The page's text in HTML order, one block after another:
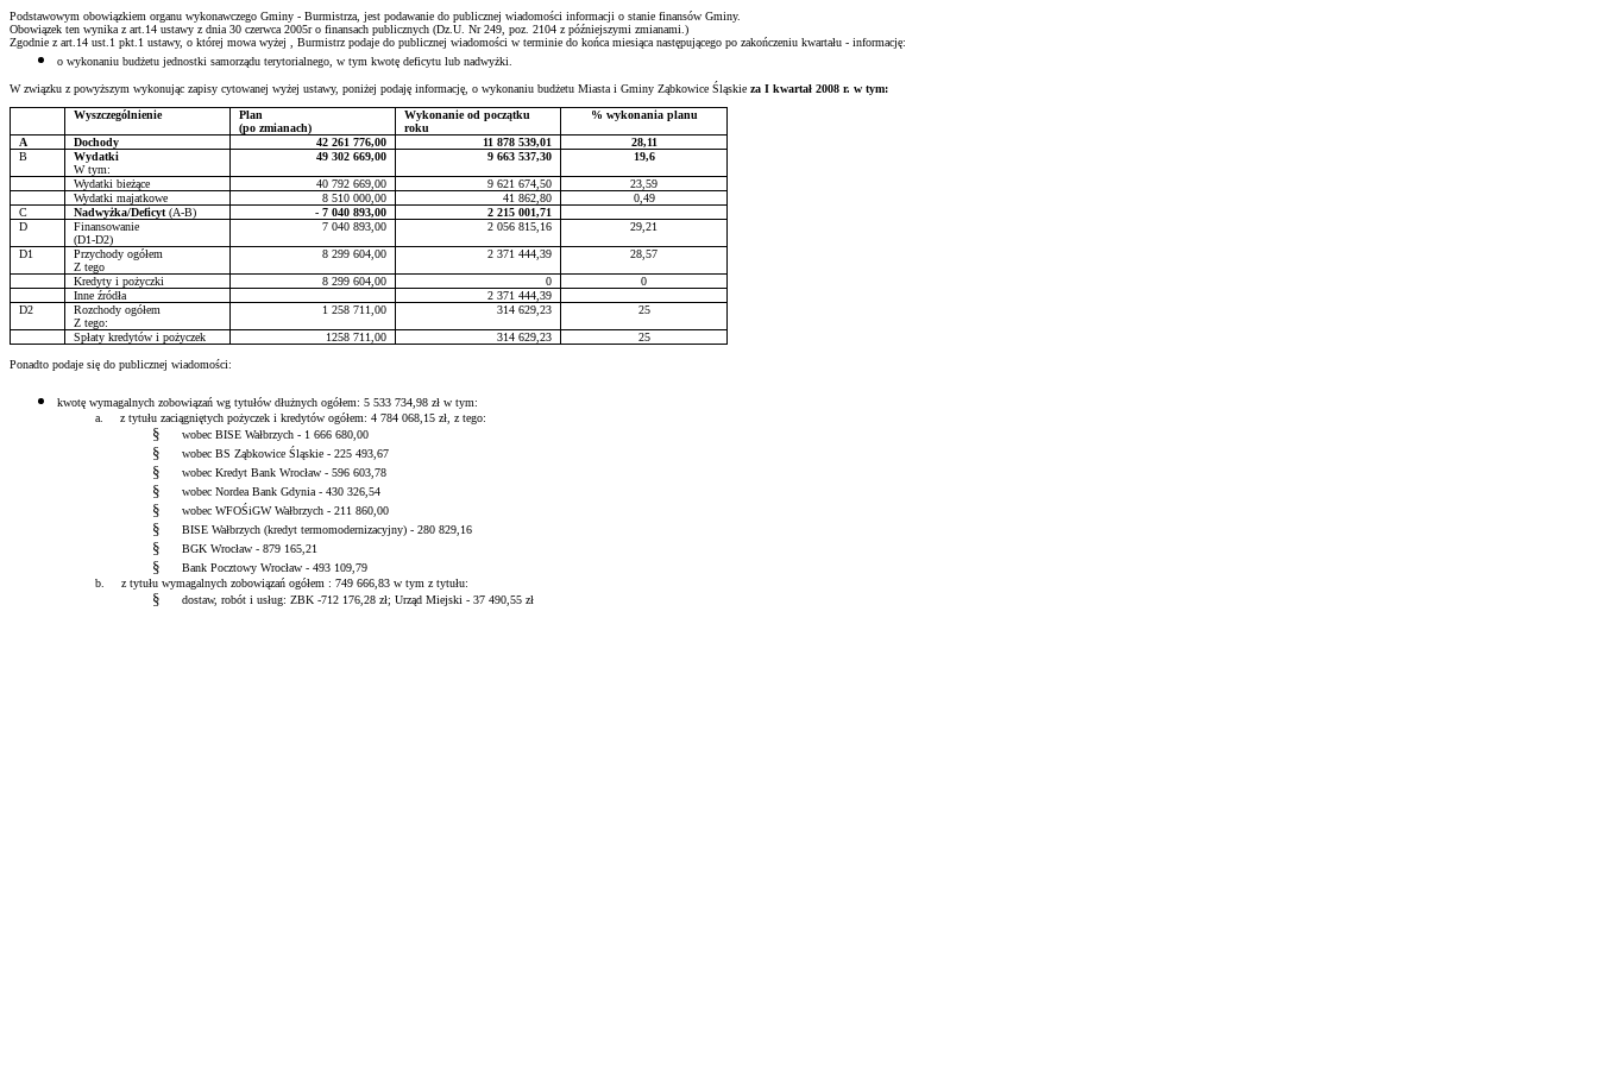
Podstawowym obowiązkiem organu wykonawczego Gminy - Burmistrza, jest podawanie do publicznej wiadomości informacji o stanie finansów Gminy.
Obowiązek ten wynika z art.14 ustawy z dnia 30 czerwca 2005r o finansach publicznych (Dz.U . Nr 249, poz. 2104 z późniejszymi zmianami.)
Zgodnie z art.14 ust.1 pkt.1 ustawy, o której mowa wyżej , Burmistrz podaje do publicznej wiadomości w terminie do końca miesiąca następującego po zakończeniu kwartału - informację:
o wykonaniu budżetu jednostki samorządu terytorialnego, w tym kwotę deficytu lub nadwyżki.
W związku z powyższym wykonując zapisy cytowanej wyżej ustawy, poniżej podaję informację, o wykonaniu budżetu Miasta i Gminy Ząbkowice Śląskie za I kwartał 2008 r. w tym:
Wyszczególnienie
Plan
(po zmianach)
Wykonanie od początku
roku
% wykonania planu
A Dochody 42 261 776,00 11 878 539,01
28,11
B
Wydatki
W tym:
49 302 669,00 9 663 537,30 19,6
Wydatki bieżące 40 792 669,00 9 621 674,50
23,59
Wydatkimajatkowe 8 510 000,00 41 862,80
0,49
C
Nadwyżka/Deficyt(A-B) - 7 040 893,00
2 215 001,71
D
Finansowanie
(D1-D2)
7 040 893,00 2 056 815,16 29,21
D1
Przychody ogółem
Z tego
8 299 604,00 2 371 444,39 28,57
Kredyty i pożyczki 8 299 604,00 0
0
Inne źródła
2 371 444,39
D2
Rozchody ogółem
Z tego:
1 258 711,00 314 629,23 25
Spłaty kredytów i pożyczek 1258 711,00 314 629,23 25
Ponadto podaje się do publicznej wiadomości:
kwotę wymagalnych zobowiązań wg tytułów dłużnych ogółem: 5 533 734,98 zł w tym:
a.
z tytułu zaciągniętych pożyczek i kredytów ogółem: 4 784 068,15 zł, z tego:
§ wobec BISE Wałbrzych - 1 666 680,00
§ wobec BS Ząbkowice Śląskie - 225 493,67
§ wobec Kredyt Bank Wrocław - 596 603,78
§ wobec Nordea Bank Gdynia - 430 326,54
§ wobec WFOŚiGWWałbrzych - 211 860,00
§ BISE Wałbrzych (kredyt termomodernizacyjny) - 280 829,16
§ BGK Wrocław - 879 165,21
§
Bank Pocztowy Wrocław - 493 109,79
b.
z tytułu wymagalnych zobowiązań ogółem : 749 666,83 w tym z tytułu:
§ dostaw, robót i usług: ZBK -712 176,28 zł; Urząd Miejski - 37 490,55 zł